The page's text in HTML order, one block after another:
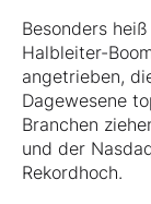
Besonders
Halbleiter-
angetrieben,
Dagewesene
Branchen
und der
Rekordhoch.